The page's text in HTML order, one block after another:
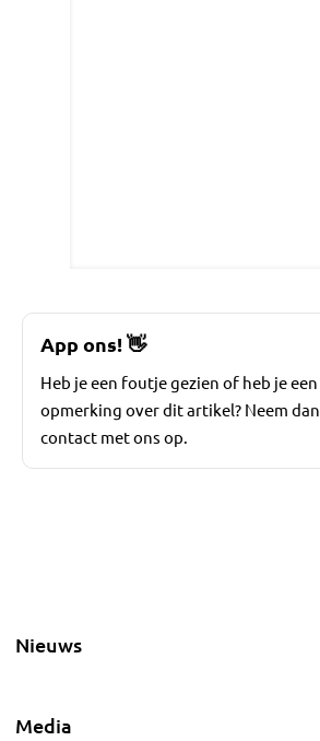
App ons! 👋
Heb je een foutje gezien of heb je een
opmerking over dit artikel? Neem dan
contact met ons op.
Nieuws
Media